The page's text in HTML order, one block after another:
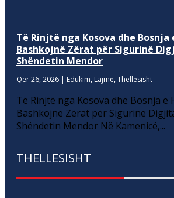
Të Rinjtë nga Kosova dhe Bosnja
Bashkojnë Zërat për Sigurinë
Shëndetin Mendor
Qer 26, 2026 | Edukim, Lajme, Thellesisht
Të Rinjtë nga Kosova dhe Bosnja e
Bashkojnë Zërat për Sigurinë
Shëndetin Mendor Në Kamenicë,...
THELLESISHT